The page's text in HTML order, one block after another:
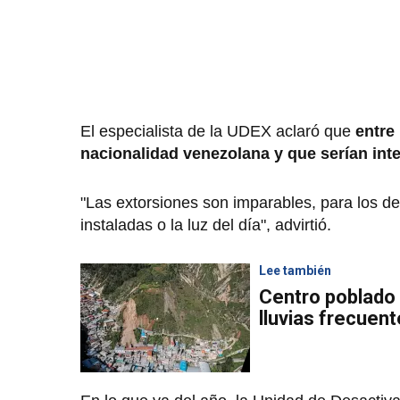
El especialista de la UDEX aclaró que entre
nacionalidad venezolana y que serían
"Las extorsiones son imparables, para los
instaladas o la luz del día", advirtió.
Lee también
Centro
lluvias